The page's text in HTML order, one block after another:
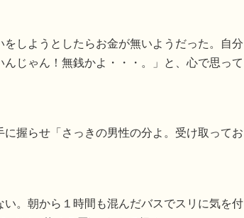
しようとしたらお金が無いようだった。自分
じゃん！無銭かよ・・・。」と、心で思って
握らせ「さっきの男性の分よ。受け取ってお
。朝から１時間も混んだバスでスリに気を付